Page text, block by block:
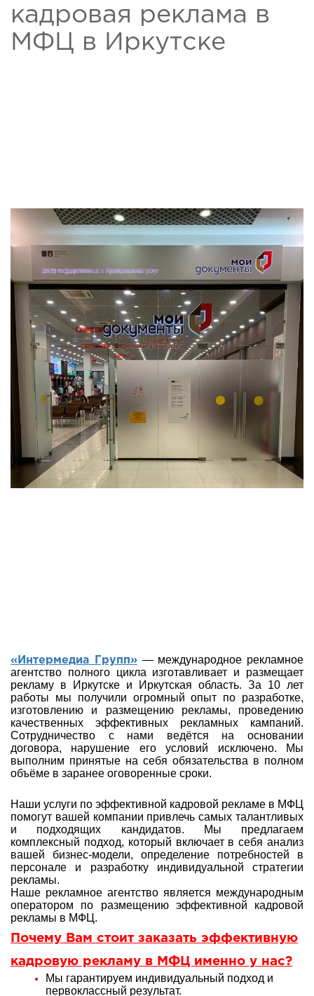
кадровая реклама в
МФЦ в Иркутске
«Интермедиа Групп»— международное рекламное
агентство полного цикла изготавливает и размещает
рекламу в Иркутске и Иркутская область. За 10 лет
работы мы получили огромный опыт по разработке,
изготовлению и размещению рекламы, проведению
качественных эффективных рекламных кампаний.
Сотрудничество с нами ведётся на основании
договора, нарушение его условий исключено. Мы
выполним принятые на себя обязательства в полном
объёме в заранее оговоренные сроки.
Наши услуги по эффективной кадровой рекламе в МФЦ
помогут вашей компании привлечь самых талантливых
и подходящих кандидатов. Мы предлагаем
комплексный подход, который включает в себя анализ
вашей бизнес-модели, определение потребностей в
персонале и разработку индивидуальной стратегии
рекламы.
Наше рекламное агентство является международным
оператором по размещению эффективной кадровой
рекламы в МФЦ.
Почему Вам стоит заказать эффективную
кадровую рекламу в МФЦ именно у нас?
Мы гарантируем индивидуальный подход и
первоклассный результат.